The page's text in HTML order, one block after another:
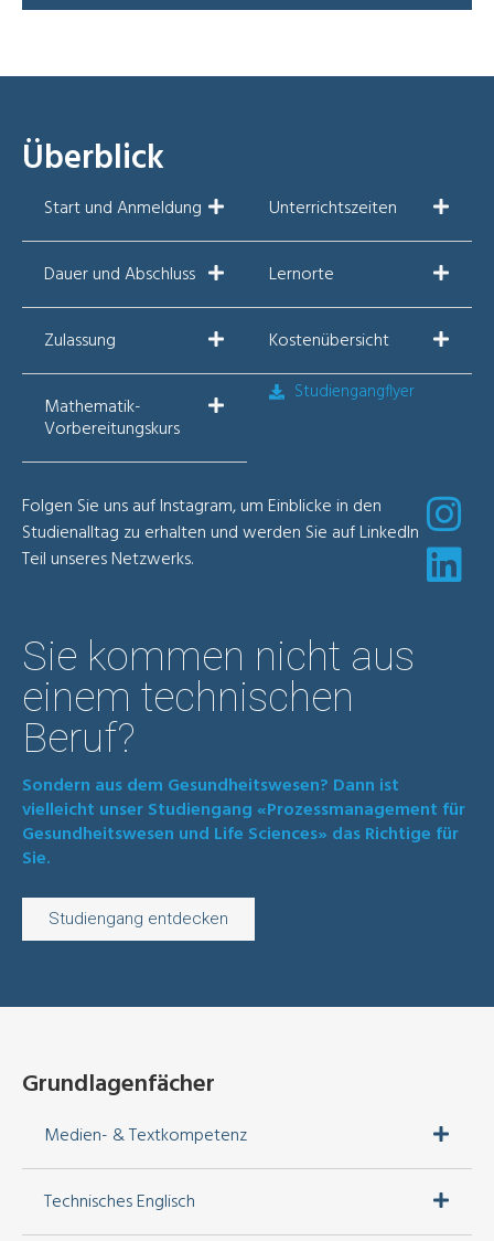
Überblick
Start und Anmeldung
Dauer und Abschluss
Zulassung
Mathematik-
Vorbereitungskurs
Unterrichtszeiten
Lernorte
Kostenübersicht
Studiengangflyer
Folgen Sie uns auf Instagram, um Einblicke in den
Studienalltag zu erhalten und werden Sie auf LinkedIn
Teil unseres Netzwerks.
Sie kommen nicht aus
einem technischen
Beruf?
Sondern aus dem Gesundheitswesen? Dann ist
vielleicht unser Studiengang «Prozessmanagement für
Gesundheitswesen und Life Sciences» das Richtige für
Sie.
Studiengang entdecken
Grundlagenfächer
Medien- & Textkompetenz
Technisches Englisch